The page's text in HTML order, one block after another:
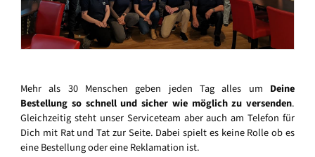
Mehr als 30 Menschen geben jeden Tag alles um Deine
Bestellung so schnell und sicher wie möglich zu versenden.
Gleichzeitig steht unser Serviceteam aber auch am Telefon für
Dich mit Rat und Tat zur Seite. Dabei spielt es keine Rolle ob es
eine Bestellung oder eine Reklamation ist.